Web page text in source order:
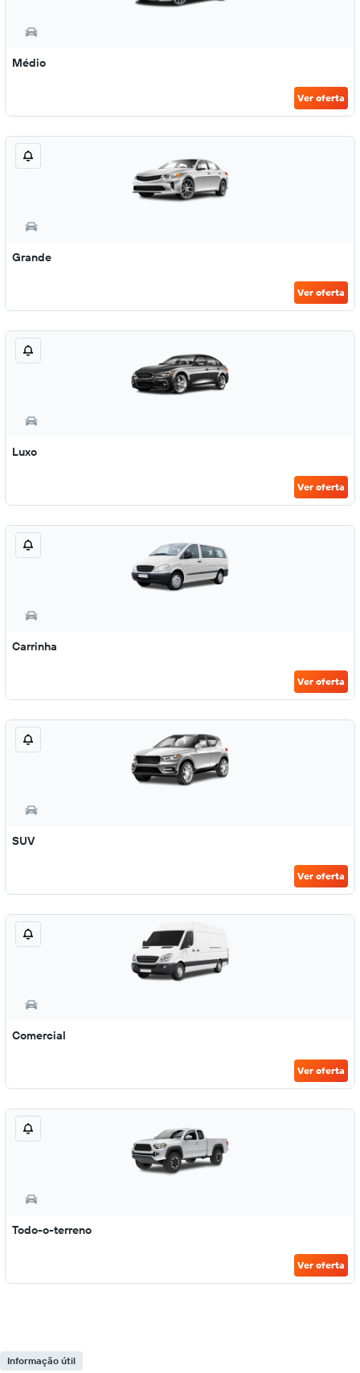
Médio
Ver oferta
Grande
Ver oferta
Luxo
Ver oferta
Carrinha
Ver oferta
SUV
Ver oferta
Comercial
Ver oferta
Todo-o-terreno
Ver oferta
Informação útil